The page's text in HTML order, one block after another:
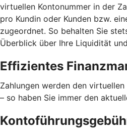
virtuellen Kontonummer in der
pro Kundin oder Kunden bzw.
zugeordnet. So behalten Sie
Überblick über Ihre Liquidität
Effizientes
Zahlungen werden den
– so haben Sie immer den